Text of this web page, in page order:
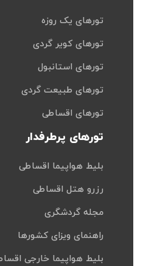
تورهای یک روزه
تورهای کویر گردی
تورهای استانبول
تورهای طبیعت گردی
تورهای اقساطی
تورهای پرطرفدار
بلیط هواپیما اقساطی
رزرو هتل اقساطی
مجله گردشگری
راهنمای ویزای کشورها
بلیط هواپیما خارجی اقساطی